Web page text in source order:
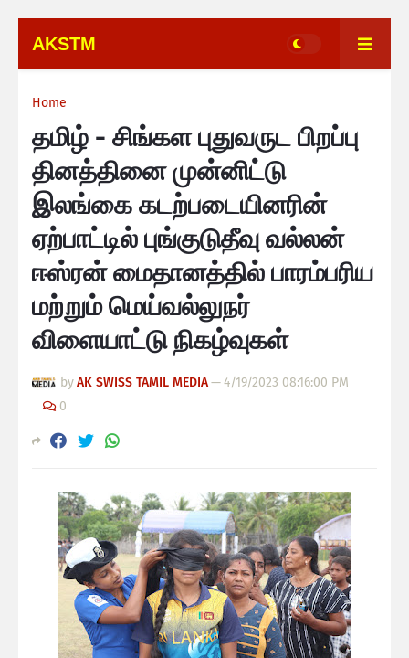
AKSTM
Home
தமிழ் - சிங்கள புதுவருட பிறப்பு
தினத்தினை முன்னிட்டு
இலங்கை கடற்படையினரின்
ஏற்பாட்டில் புங்குடுதீவு வல்லன்
ஈஸ்ரன் மைதானத்தில் பாரம்பரிய
மற்றும் மெய்வல்லுநர்
விளையாட்டு நிகழ்வுகள்
byAK SWISS TAMIL MEDIA—4/19/2023 08:16:00 PM
0